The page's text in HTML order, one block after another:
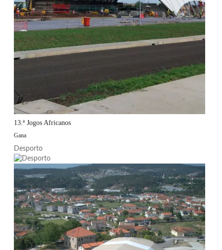
13.ª Jogos Africanos
Gana
Desporto